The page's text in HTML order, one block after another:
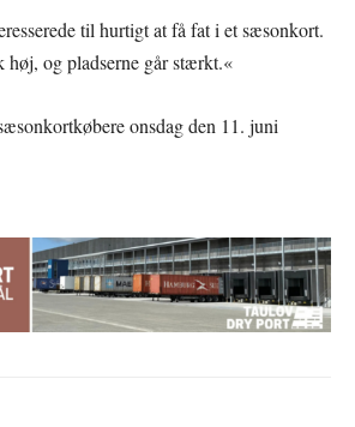
til hurtigt at få fat i et sæsonkort.
høj, og pladserne går stærkt.«
onsdag den 11. juni